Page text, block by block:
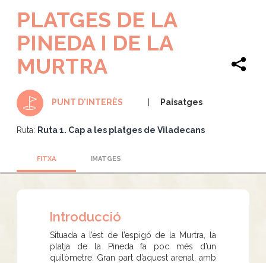
PLATGES DE LA
PINEDA I DE LA
MURTRA
PUNT D'INTERÈS Paisatges
Ruta: Ruta 1. Cap a les platges de Viladecans
FITXA IMATGES
Introducció
Situada a l’est de l’espigó de la Murtra, la
platja de la Pineda fa poc més d’un
quilòmetre. Gran part d’aquest arenal, amb